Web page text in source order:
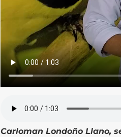
Carloman Londoño Llano,